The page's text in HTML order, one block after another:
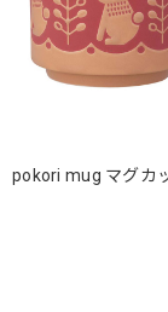
pokori mug マグカ